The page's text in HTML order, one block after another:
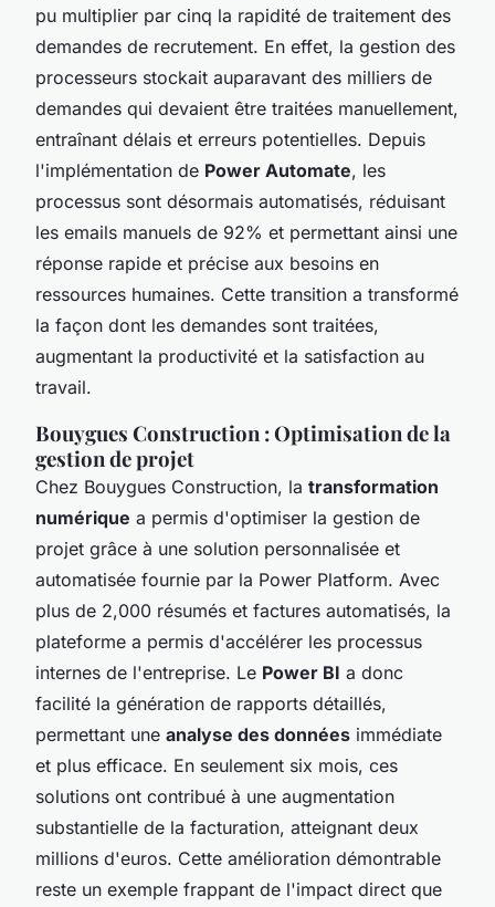
pu multiplier par cinq la rapidité de traitement des
demandes de recrutement. En effet, la gestion des
processeurs stockait auparavant des milliers de
demandes qui devaient être traitées manuellement,
entraînant délais et erreurs potentielles. Depuis
l'implémentation de Power Automate, les
processus sont désormais automatisés, réduisant
les emails manuels de 92% et permettant ainsi une
réponse rapide et précise aux besoins en
ressources humaines. Cette transition a transformé
la façon dont les demandes sont traitées,
augmentant la productivité et la satisfaction au
travail.
Bouygues Construction : Optimisation de la
gestion de projet
Chez Bouygues Construction, la transformation
numérique a permis d'optimiser la gestion de
projet grâce à une solution personnalisée et
automatisée fournie par la Power Platform. Avec
plus de 2,000 résumés et factures automatisés, la
plateforme a permis d'accélérer les processus
internes de l'entreprise. Le Power BI a donc
facilité la génération de rapports détaillés,
permettant une analyse des données immédiate
et plus efficace. En seulement six mois, ces
solutions ont contribué à une augmentation
substantielle de la facturation, atteignant deux
millions d'euros. Cette amélioration démontrable
reste un exemple frappant de l'impact direct que